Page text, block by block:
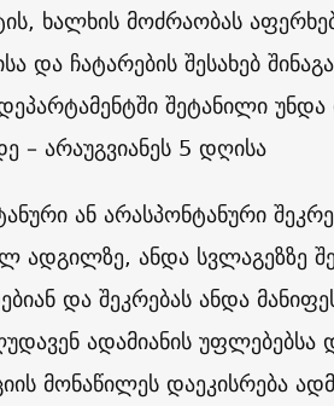
ხალხის მოძრაობას
და ჩატარების შესახებ
შეტანილი უნდა
– არაუგვიანეს 5 დღისა
ან არასპონტანური
ადგილზე, ანდა სვლაგეზზე
და შეკრებას ანდა
ადამიანის უფლებებსა
მონაწილეს დაეკისრება